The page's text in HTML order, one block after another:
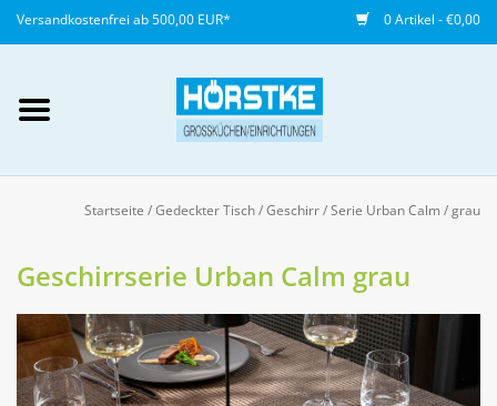
Versandkostenfrei ab 500,00 EUR* 0 Artikel - €0,00
anlegen
Gedeckter Tisch
Startseite /Gedeckter Tisch/Geschirr/Serie Urban Calm /grau
Geschirrserie Urban Calm grau